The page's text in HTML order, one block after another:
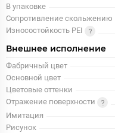
В упаковке
Сопротивление скольжению
Износостойкость PEI
Внешнее исполнение
Фабричный цвет
Основной цвет
Цветовые оттенки
Отражение поверхности
Имитация
Рисунок